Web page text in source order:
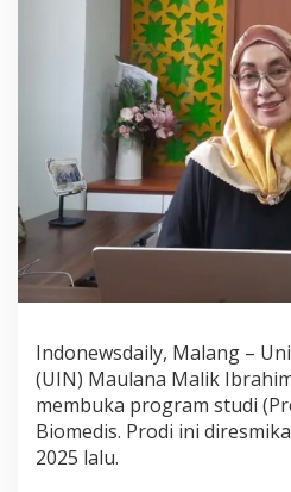
a
g
i
s
t
e
r
I
m
u
i
m
d
i
s
Indonewsdaily, Malang –
(UIN) Maulana Malik
membuka program studi
Biomedis. Prodi ini
2025 lalu.